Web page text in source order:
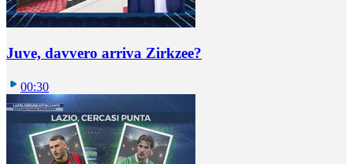
Juve, davvero arriva Zirkzee?
00:30